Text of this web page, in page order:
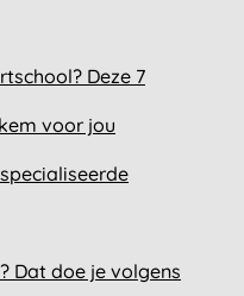
Deze 7
voor jou
Dat doe je volgens